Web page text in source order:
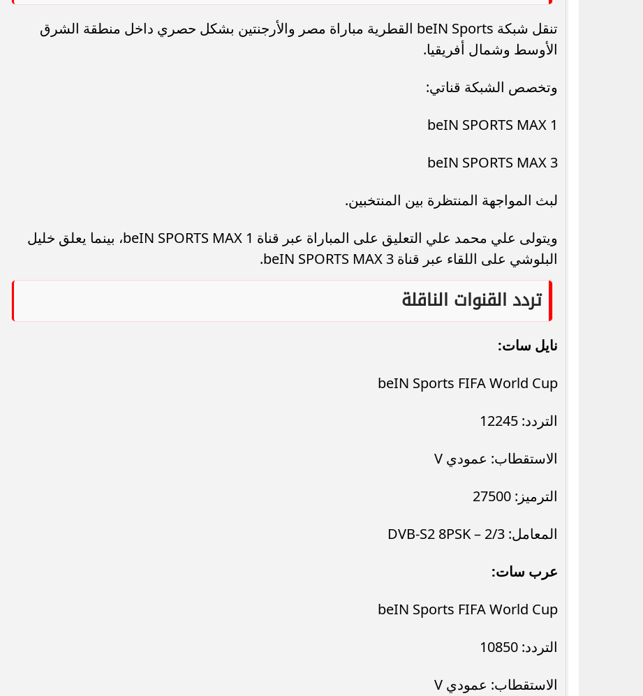
تنقل شبكة beIN Sports القطرية مباراة مصر والأرجنتين بشكل حصري داخل منطقة الشرق
الأوسط وشمال أفريقيا.
وتخصص الشبكة قناتي:
beIN SPORTS MAX 1
beIN SPORTS MAX 3
لبث المواجهة المنتظرة بين المنتخبين.
ويتولى علي محمد علي التعليق على المباراة عبر قناة beIN SPORTS MAX 1، بينما يعلق خليل
البلوشي على اللقاء عبر قناة beIN SPORTS MAX 3.
تردد القنوات الناقلة
نايل سات:
beIN Sports FIFA World Cup
التردد: 12245
الاستقطاب: عمودي V
الترميز: 27500
المعامل: 2/3 – DVB-S2 8PSK
عرب سات:
beIN Sports FIFA World Cup
التردد: 10850
الاستقطاب: عمودي V